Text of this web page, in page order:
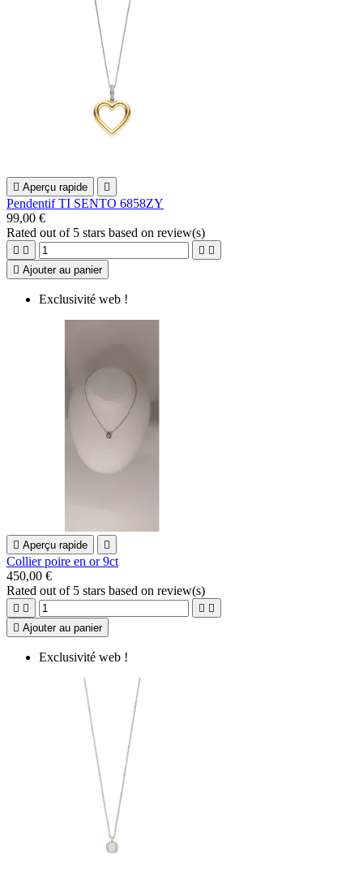
 Aperçu rapide 
Pendentif TI SENTO 6858ZY
99,00 €
Rated out of 5 stars based on review(s)
   
 Ajouter au panier
Exclusivité web !
 Aperçu rapide 
Collier poire en or 9ct
450,00 €
Rated out of 5 stars based on review(s)
   
 Ajouter au panier
Exclusivité web !